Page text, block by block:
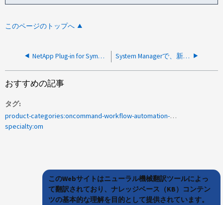
このページのトップへ
NetApp Plug-in for Symantec NetBackup 2.0.1 Serviceが起動しません System Managerで、新しいSnapMirrorの作成が失敗する
おすすめの記事
タグ
product-categories:oncommand-workflow-automation-wfa
specialty:om
このWebサイトはニューラル機械翻訳ツールによっ
て翻訳されており、ナレッジベース（KB）コンテン
ツの基本的な理解を目的として提供されています。